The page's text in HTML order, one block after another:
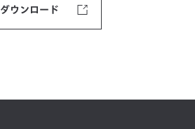
ダウンロード